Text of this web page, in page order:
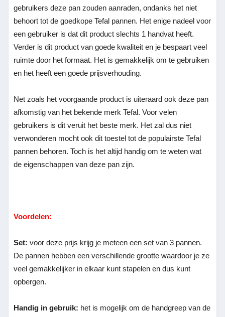
gebruikers deze pan zouden aanraden, ondanks het niet
behoort tot de goedkope Tefal pannen. Het enige nadeel voor
een gebruiker is dat dit product slechts 1 handvat heeft.
Verder is dit product van goede kwaliteit en je bespaart veel
ruimte door het formaat. Het is gemakkelijk om te gebruiken
en het heeft een goede prijsverhouding.
Net zoals het voorgaande product is uiteraard ook deze pan
afkomstig van het bekende merk Tefal. Voor velen
gebruikers is dit veruit het beste merk. Het zal dus niet
verwonderen mocht ook dit toestel tot de populairste Tefal
pannen behoren. Toch is het altijd handig om te weten wat
de eigenschappen van deze pan zijn.
Voordelen:
Set:voor deze prijs krijg je meteen een set van 3 pannen.
De pannen hebben een verschillende grootte waardoor je ze
veel gemakkelijker in elkaar kunt stapelen en dus kunt
opbergen.
Handig in gebruik: het is mogelijk om de handgreep van de